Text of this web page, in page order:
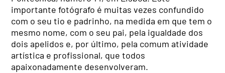
importante fotógrafo é muitas vezes confundido
com o seu tio e padrinho, na medida em que tem o
mesmo nome, com o seu pai, pela igualdade dos
dois apelidos e, por último, pela comum atividade
artística e profissional, que todos
apaixonadamente desenvolveram.